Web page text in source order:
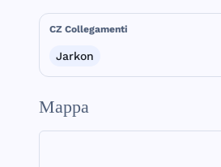
CZ Collegamenti
Jarkon
Mappa